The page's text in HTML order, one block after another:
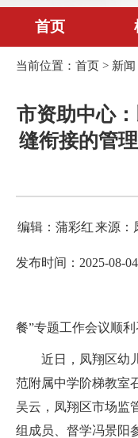
首页
当前位置： 首页 > 新闻
市资助中心
缝衔接的管
编辑：蒲彩红来源：
发布时间：2025-08-
餐”专题工作会议顺
近日，凤翔区幼
范附属中学阶梯教室
吴云，凤翔区市场监
组成员、督学冯景阳